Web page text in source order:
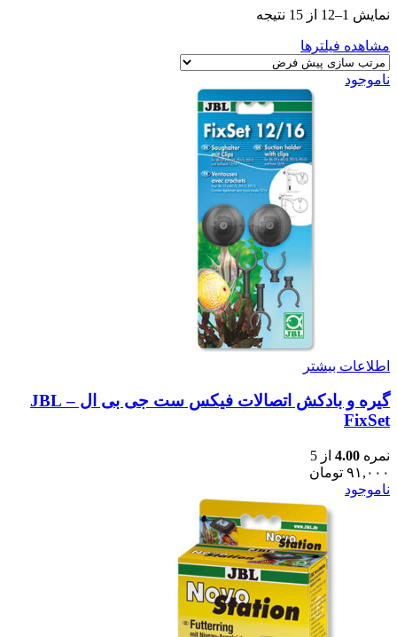
نمایش 1–12 از 15 نتیجه
مشاهده فیلترها
ناموجود
اطلاعات بیشتر
گیره و بادکش اتصالات فیکس ست جی بی ال – JBL
FixSet
نمره 4.00 از 5
۹۱,۰۰۰ تومان
ناموجود